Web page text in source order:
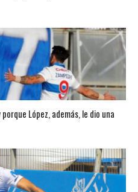
López, además, le dio una